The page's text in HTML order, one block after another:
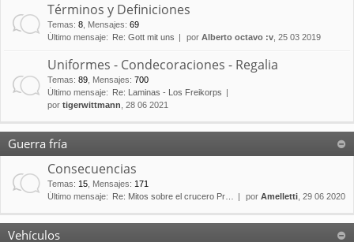
Términos y Definiciones
Temas: 8 Mensajes: 69
Último mensaje:
Re: Gott mit uns por Alberto octavo :v , 25 03 2019
Uniformes - Condecoraciones - Regalia
Temas: 89 Mensajes: 700
Último mensaje:
Re: Laminas - Los Freikorps
por tigerwittmann , 28 06 2021
Guerra fría
Consecuencias
Temas: 15 Mensajes: 171
Último mensaje:
Re: Mitos sobre el crucero Pr… por Amelletti , 29 06 2020
Vehículos